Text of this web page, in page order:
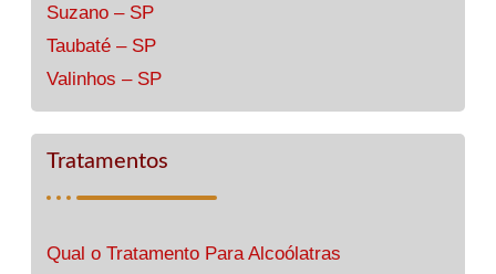
Suzano – SP
Taubaté – SP
Valinhos – SP
Tratamentos
Qual o Tratamento Para Alcoólatras